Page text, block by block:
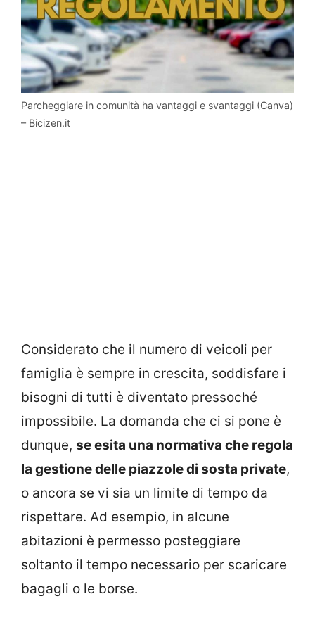
Parcheggiare in comunità ha vantaggi e svantaggi (Canva)
– Bicizen.it
Considerato che il numero di veicoli per
famiglia è sempre in crescita, soddisfare i
bisogni di tutti è diventato pressoché
impossibile. La domanda che ci si pone è
dunque, se esita una normativa che regola
la gestione delle piazzole di sosta private,
o ancora se vi sia un limite di tempo da
rispettare. Ad esempio, in alcune
abitazioni è permesso posteggiare
soltanto il tempo necessario per scaricare
bagagli o le borse.